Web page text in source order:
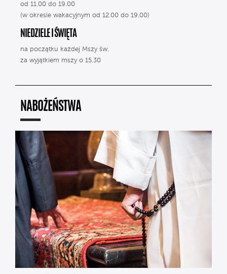
od 11.00 do 19.00
(w okresie wakacyjnym od 12.00 do 19.00)
NIEDZIELE I ŚWIĘTA
na początku każdej Mszy św.
za wyjątkiem mszy o 15.30
NABOŻEŃSTWA